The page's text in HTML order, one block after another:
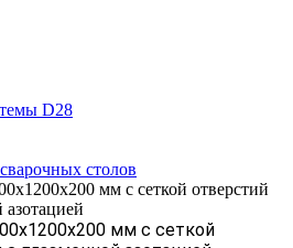
D28
столов
мм с сеткой отверстий
мм с сеткой